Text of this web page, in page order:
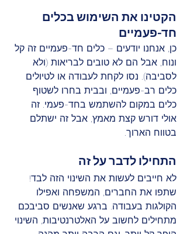
הקטינו את השימוש בכלים
חד-פעמיים
כן, אנחנו יודעים – כלים חד-פעמיים זה קל
ונוח, אבל הם לא טובים לבריאות (ולא
לסביבה). נסו לקחת לעבודה או לטיולים
כלים רב-פעמיים, ובבית בחרו לשטוף
כלים במקום להשתמש בחד-פעמי. זה
אולי דורש קצת מאמץ, אבל זה ישתלם
בטווח הארוך.
התחילו לדבר על זה
לא חייבים לעשות את השינוי הזה לבד!
שתפו את החברים, המשפחה ואפילו
הקולגות בעבודה. ברגע שאנשים סביבכם
מתחילים לחשוב על האלטרנטיבות, השינוי